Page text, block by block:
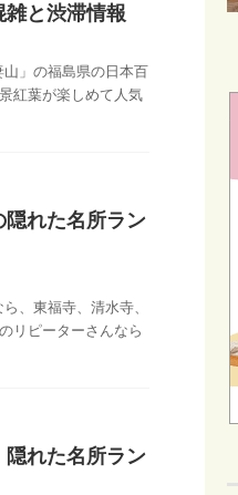
と渋滞情報
」の福島県の日本百
紅葉が楽しめて人気
れた名所ラン
、東福寺、清水寺、
リピーターさんなら
れた名所ラン